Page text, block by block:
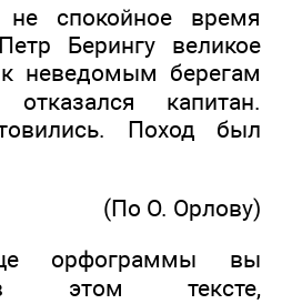
спокойное время
Берингу великое
неведомым берегам
капитан.
Поход был
(По О. Орлову)
орфограммы вы
этом тексте,